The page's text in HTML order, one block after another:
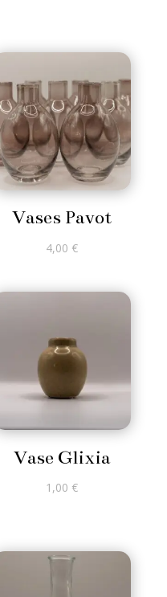
Vases Pavot
4,00 €
Vase Glixia
1,00 €